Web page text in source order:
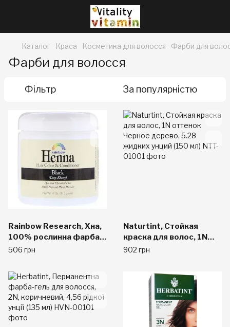
Каталог Краса Косметика для волосся Фарби для
Фарби для волосся
Фільтр За популярністю
Rainbow Research, Хна,
100% рослинна фарба
для волосся
чорний, порошок 113 г
506 грн
Naturtint, Стойкая
краска для волос, 1N
оттенок Черное
902 грн